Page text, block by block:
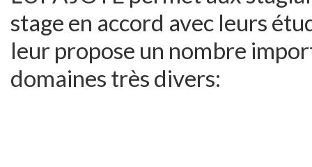
stage en accord avec leurs
leur propose un nombre
domaines très divers: